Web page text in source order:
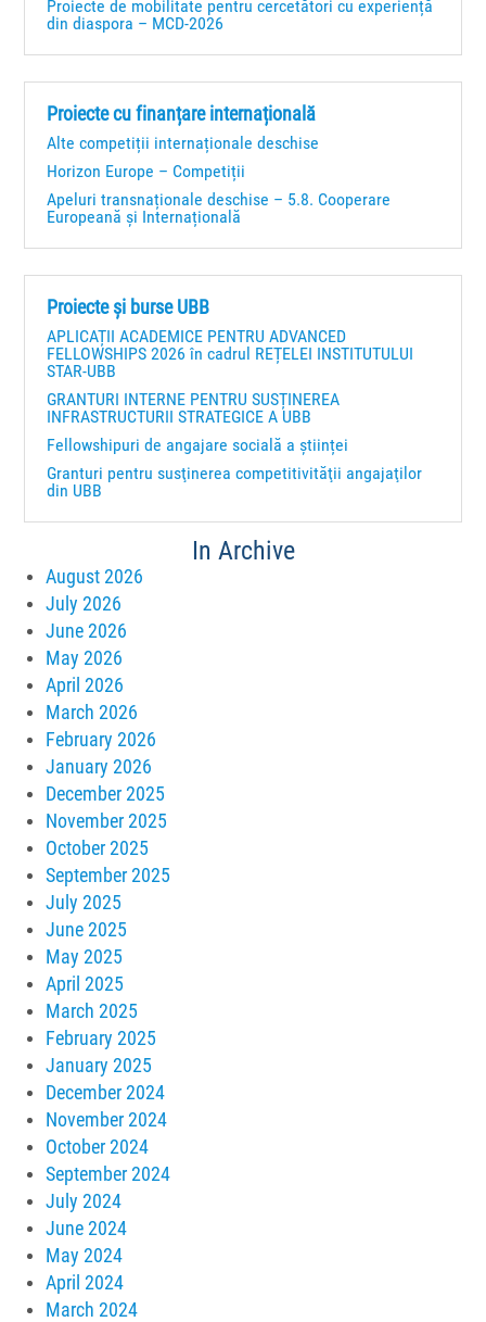
Proiecte de mobilitate pentru cercetători cu experiență
din diaspora – MCD-2026
Proiecte cu finanțare internațională
Alte competiții internaționale deschise
Horizon Europe – Competiții
Apeluri transnaționale deschise – 5.8. Cooperare
Europeană și Internațională
Proiecte și burse UBB
APLICAȚII ACADEMICE PENTRU ADVANCED
FELLOWSHIPS 2026 în cadrul REȚELEI INSTITUTULUI
STAR-UBB
GRANTURI INTERNE PENTRU SUSȚINEREA
INFRASTRUCTURII STRATEGICE A UBB
Fellowshipuri de angajare socială a științei
Granturi pentru susţinerea competitivităţii angajaţilor
din UBB
In Archive
August 2026
July 2026
June 2026
May 2026
April 2026
March 2026
February 2026
January 2026
December 2025
November 2025
October 2025
September 2025
July 2025
June 2025
May 2025
April 2025
March 2025
February 2025
January 2025
December 2024
November 2024
October 2024
September 2024
July 2024
June 2024
May 2024
April 2024
March 2024